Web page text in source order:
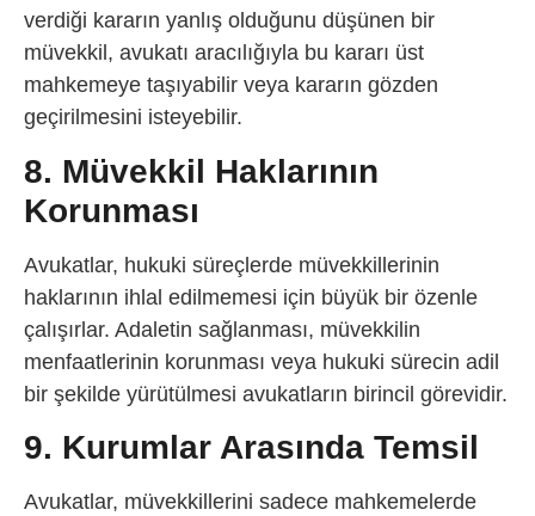
verdiği kararın yanlış olduğunu düşünen bir
müvekkil, avukatı aracılığıyla bu kararı üst
mahkemeye taşıyabilir veya kararın gözden
geçirilmesini isteyebilir.
8. Müvekkil Haklarının
Korunması
Avukatlar, hukuki süreçlerde müvekkillerinin
haklarının ihlal edilmemesi için büyük bir özenle
çalışırlar. Adaletin sağlanması, müvekkilin
menfaatlerinin korunması veya hukuki sürecin adil
bir şekilde yürütülmesi avukatların birincil görevidir.
9. Kurumlar Arasında Temsil
Avukatlar, müvekkillerini sadece mahkemelerde